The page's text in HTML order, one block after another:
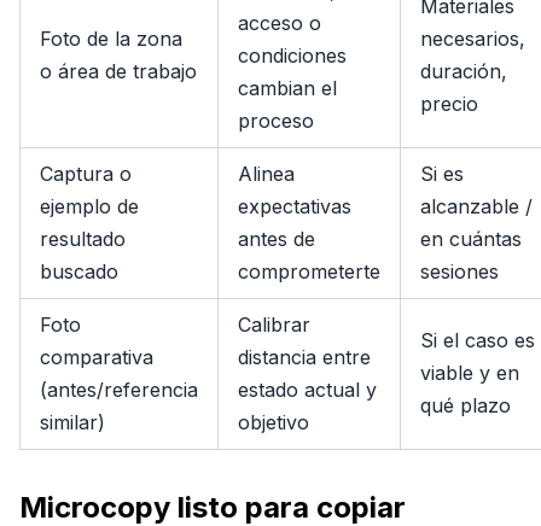
Foto de la zona
o área de trabajo
acceso o
condiciones
cambian el
proceso
Materiales
necesarios,
duración,
precio
Captura o
ejemplo de
resultado
buscado
Alinea
expectativas
antes de
comprometerte
Si es
alcanzable /
en cuántas
sesiones
Foto
comparativa
(antes/referencia
similar)
Calibrar
distancia entre
estado actual y
objetivo
Si el caso es
viable y en
qué plazo
Microcopy listo para copiar